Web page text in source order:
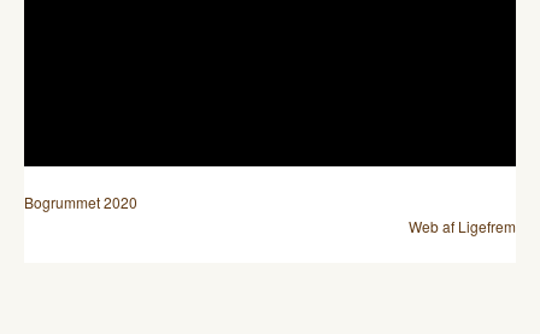
Bogrummet 2020
Web af Ligefrem